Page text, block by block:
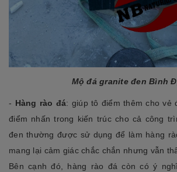
Mộ đá granite đen Bình
- Hàng rào đá: giúp tô điểm thêm cho vẻ
điểm nhấn trong kiến trúc cho cả công
đen thường được sử dụng để làm hàng
mang lại cảm giác chắc chắn nhưng vẫn
Bên cạnh đó, hàng rào đá còn có ý